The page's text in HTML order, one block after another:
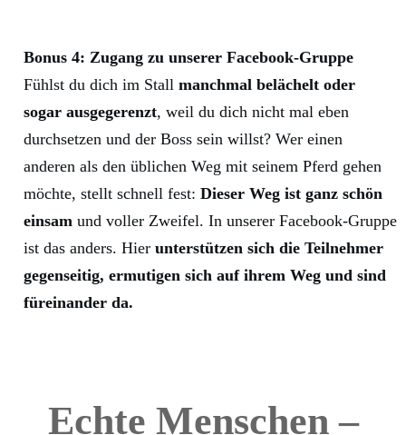
Bonus 4: Zugang zu unserer Facebook-Gruppe
Fühlst du dich im Stall manchmal belächelt oder
sogar ausgegerenzt, weil du dich nicht mal eben
durchsetzen und der Boss sein willst? Wer einen
anderen als den üblichen Weg mit seinem Pferd gehen
möchte, stellt schnell fest: Dieser Weg ist ganz schön
einsam und voller Zweifel. In unserer Facebook-Gruppe
ist das anders. Hier unterstützen sich die Teilnehmer
gegenseitig, ermutigen sich auf ihrem Weg und sind
füreinander da.
Echte Menschen –